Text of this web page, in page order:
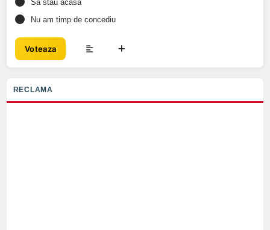
Sa stau acasa
Nu am timp de concediu
Voteaza
RECLAMA